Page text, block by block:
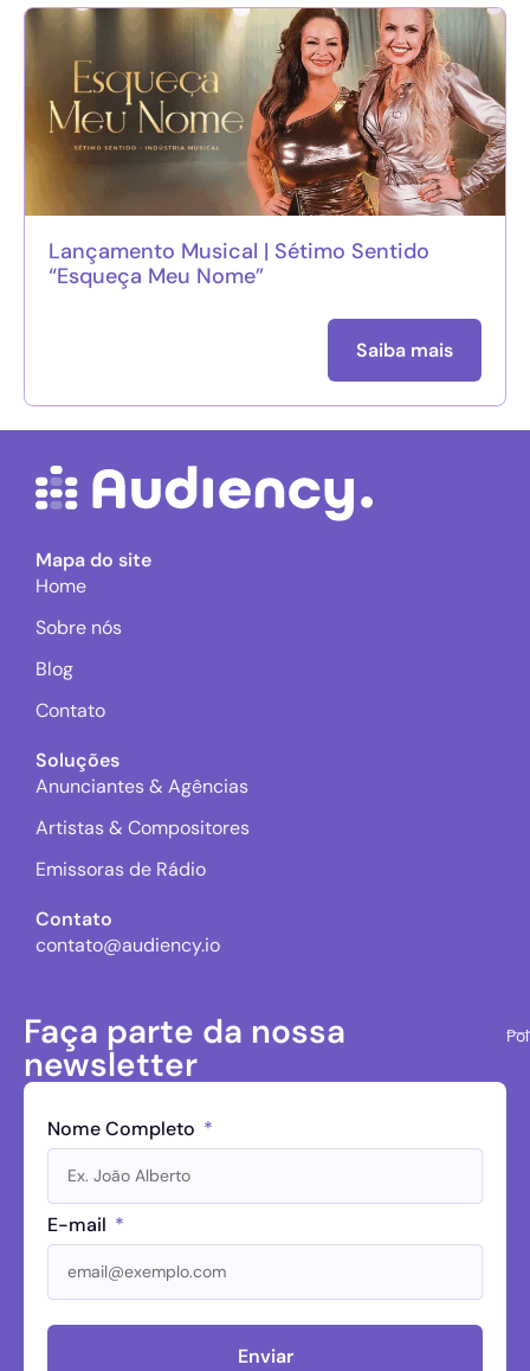
Lançamento Musical | Sétimo Sentido
“Esqueça Meu Nome”
Saiba mais
Mapa do site
Home
Sobre nós
Blog
Contato
Soluções
Anunciantes & Agências
Artistas & Compositores
Emissoras de Rádio
Contato
contato@audiency.io
Faça parte da nossa
newsletter
Nome Completo
E-mail
Enviar